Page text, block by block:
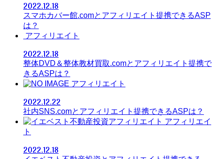
2022.12.18
スマホカバー館.comとアフィリエイト提携できるASP
は？
アフィリエイト
2022.12.18
整体DVD＆整体教材買取.comとアフィリエイト提携で
きるASPは？
アフィリエイト
2022.12.22
社内SNS.comとアフィリエイト提携できるASPは？
アフィリエイ
ト
2022.12.18